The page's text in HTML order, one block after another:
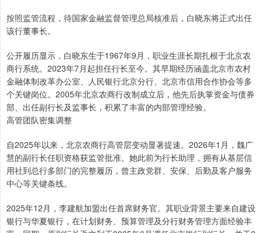
按照监管流程，待国家金融监督管理总局核准后，白晓东将正式出任
该行董事长。
公开履历显示，白晓东生于1967年9月，职业生涯长期扎根于北京农
商行系统。2023年7月起担任行长至今。其早期经历涵盖北京市农村
金融体制改革办公室、人民银行北京分行、北京市信用合作协会等多
个关键岗位。2005年北京农商行改制成立后，他先后执掌资金与债券
部、出任副行长及监事长，积累了丰富的内部管理经验。
高管团队密集调整
自2025年以来，北京农商行高管层变动显著提速。2026年1月，魏广
慧的副行长任职资格获监管批准。她此前为行长助理，拥有从基层信
用社到总行多部门的完整履历，曾主政党群、安保、后勤及客户服务
中心等关键条线。
2025年12月，李建航加盟出任首席财务官。其职业背景主要来自建设
银行与华夏银行，在计划财务、预算管理及分行财务管理方面经验丰